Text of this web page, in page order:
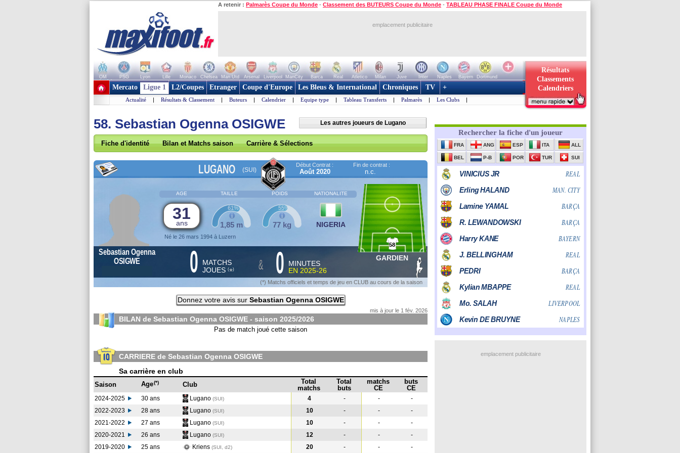
A retenir : Palmarès Coupe du Monde - Classement des BUTEURS Coupe du Monde - TABLEAU PHASE FINALE Coupe du Monde
emplacement publicitaire
OM PSG Lyon Lille Monaco Chelsea Man Utd Arsenal Liverpool ManCity Barca Real Atletico Milan Juve Inter Naples Bayern
Dortmund
+ de clubs
Résultats
Classements
Calendriers
Mercato Ligue 1 L2/Coupes Etranger Coupe d'Europe Les Bleus & International Chroniques TV +
Actualité | Résultats & Classement | Buteurs | Calendrier | Equipe type | Tableau Transferts | Palmarès | Les Clubs |
58. Sebastian Ogenna OSIGWE Les autres joueurs de Lugano
Fiche d'identité Bilan et Matchs saison Carrière & Sélections
LUGANO (SUI)
Début Contrat :
Août 2020
Fin de contrat :
n.c.
AGE TAILLE POIDS NATIONALITE
31
ans
Né le 26 mars 1994 à Luzern
1,85 m
61%
77 kg
55%
NIGERIA
58
Sebastian Ogenna
OSIGWE
0 MATCHS
JOUES (*) & 0
MINUTES
EN 2025-26
GARDIEN
(*) Matchs officiels et temps de jeu en CLUB au cours de la saison
Donnez votre avis sur Sebastian Ogenna OSIGWE
mis à jour le 1 fév. 2026
BILAN de Sebastian Ogenna OSIGWE - saison 2025/2026
Pas de match joué cette saison
CARRIERE de Sebastian Ogenna OSIGWE
Sa carrière en club
Saison Age(*) Club
Total
matchs
Total
buts
matchs
CE
buts
CE
2024-2025 30 ans Lugano (SUI) 4 - -
-
2022-2023
28 ans Lugano (SUI) 10 - -
-
2021-2022
27 ans Lugano (SUI) 10 - -
-
2020-2021
26 ans Lugano (SUI) 12 - -
-
2019-2020
25 ans Kriens (SUI, d2) 20 - -
-
emplacement publicitaire